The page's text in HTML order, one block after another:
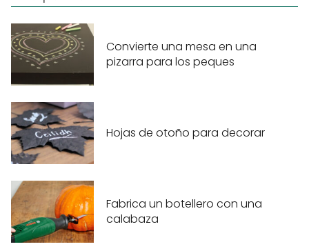
Convierte una mesa en una
pizarra para los peques
Hojas de otoño para decorar
Fabrica un botellero con una
calabaza